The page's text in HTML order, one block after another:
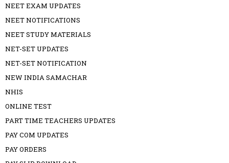
NEET EXAM UPDATES
NEET NOTIFICATIONS
NEET STUDY MATERIALS
NET-SET UPDATES
NET-SET NOTIFICATION
NEW INDIA SAMACHAR
NHIS
ONLINE TEST
PART TIME TEACHERS UPDATES
PAY COM UPDATES
PAY ORDERS